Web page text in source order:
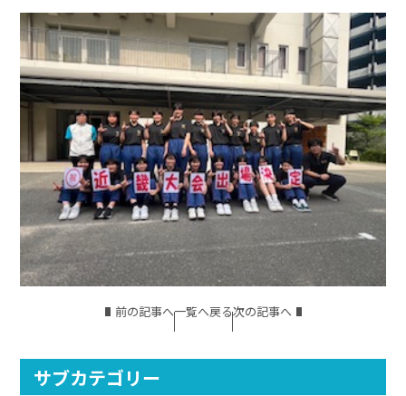
前の記事へ一覧へ戻る次の記事へ
サブカテゴリー